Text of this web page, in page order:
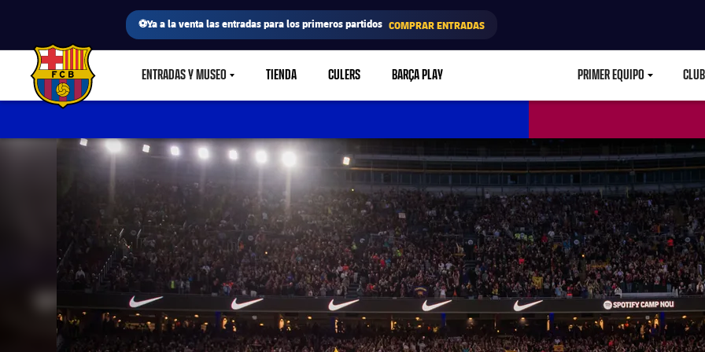
⚽Ya a la venta las entradas para los primeros partidos COMPRAR ENTRADAS
FC Barcelona club badge ENTRADAS Y MUSEOLABEL.SHARE.CARETDOWN
TIENDA CULERS BARÇA PLAY PRIMER EQUIPO CLUB